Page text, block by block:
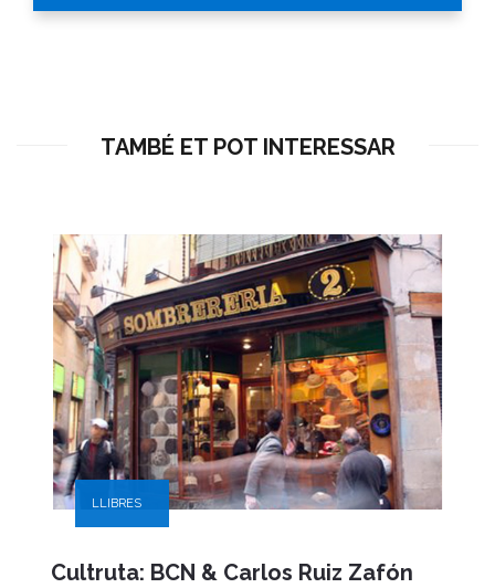
TAMBÉ ET POT INTERESSAR
LLIBRES
Cultruta: BCN & Carlos Ruiz Zafón